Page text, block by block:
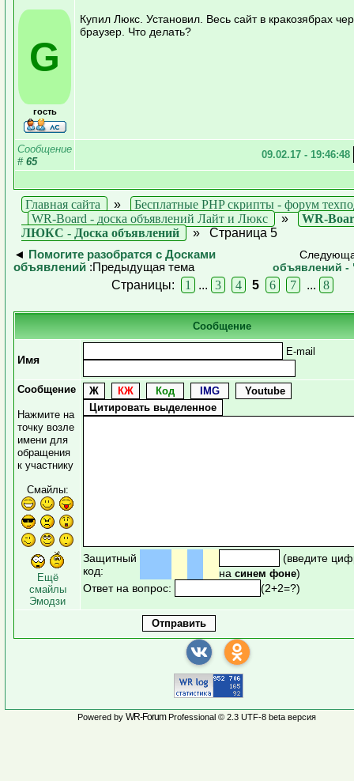
G
гость
Купил Люкс. Установил. Весь сайт в кракозябрах
браузер. Что делать?
Сообщение
# 65
09.02.17 - 19:46:48
Главная сайта »
Бесплатные PHP скрипты - форум
WR-Board - доска объявлений Лайт и Люкс
»
WR-
ЛЮКС - Доска объявлений
» Страница 5
◄
Помогите разобратся с Досками
объявлений :Предыдущая тема
объявлений -
Страницы: 1 ... 3 4 5 6 7 ... 8
Сообщение
Имя
E-mail
Сообщение
Нажмите на
точку возле
имени для
обращения
к участнику
Смайлы:
Ещё
смайлы
Эмодзи
Защитный
код:
(введите
на синем фоне)
Ответ на вопрос:
(2+2=?)
Powered by WR-ForumProfessional © 2.3 UTF-8 beta версия